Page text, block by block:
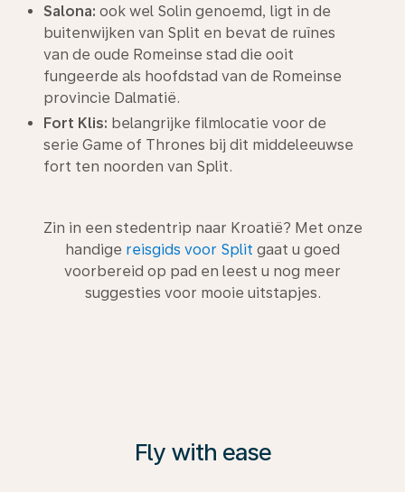
Salona: ook wel Solin genoemd, ligt in de
buitenwijken van Split en bevat de ruïnes
van de oude Romeinse stad die ooit
fungeerde als hoofdstad van de Romeinse
provincie Dalmatië.
Fort Klis: belangrijke filmlocatie voor de
serie Game of Thrones bij dit middeleeuwse
fort ten noorden van Split.
Zin in een stedentrip naar Kroatië? Met onze
handige reisgids voor Split gaat u goed
voorbereid op pad en leest u nog meer
suggesties voor mooie uitstapjes.
Fly with ease